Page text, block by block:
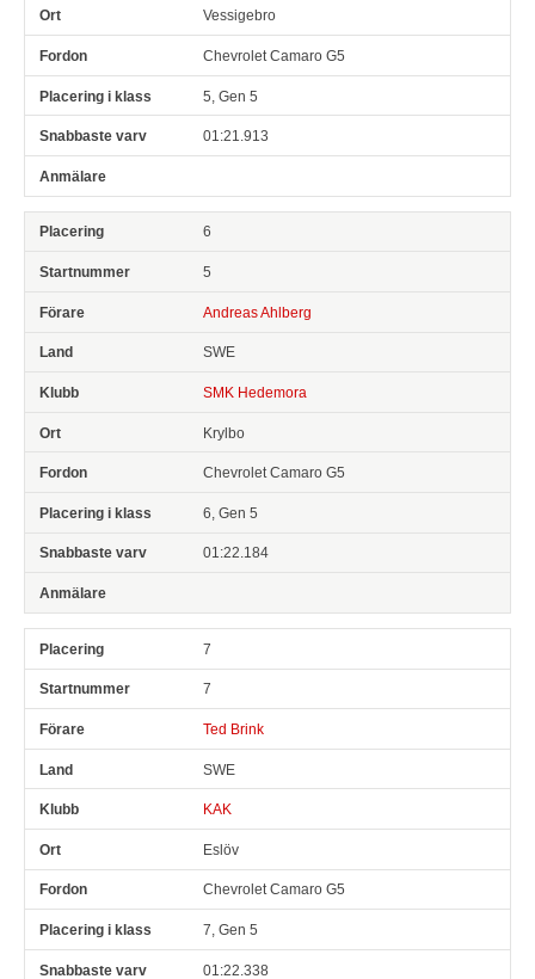
Vessigebro
Chevrolet Camaro G5
5, Gen 5
01:21.913
6
5
Andreas Ahlberg
SWE
SMK Hedemora
Krylbo
Chevrolet Camaro G5
6, Gen 5
01:22.184
7
7
Ted Brink
SWE
KAK
Eslöv
Chevrolet Camaro G5
7, Gen 5
01:22.338